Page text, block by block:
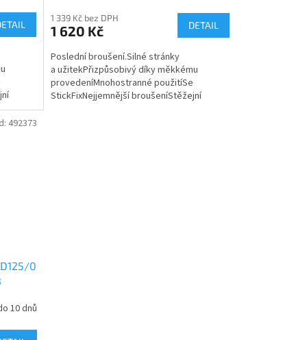
pro...
1 339 Kč bez DPH
1 620 Kč DETAIL
Poslední broušení.Silné stránky
a užitekPřizpůsobivý díky měkkému
provedeníMnohostranné použitíSe
StickFixNejjemnější broušeníStěžejní
0
10 dnů
492373